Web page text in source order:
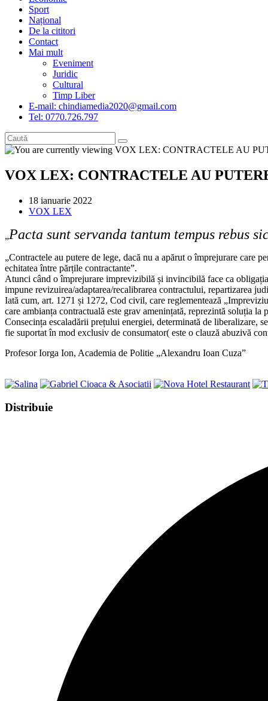
Sport
Național
De la cititori
Contact
Mai mult
Eveniment
Juridic
Cultural
Timp Liber
E-mail: chindiamedia2020@gmail.com
Tel: 0770.726.797
VOX LEX: CONTRACTELE AU
Post
published:
18 ianuarie 2022
Post
VOX LEX
„Pacta sunt servanda tantum tempus rebus
„Contractele au putere de lege, dacă nu a apărut o împrejurare care
echitatea între părțile contractante”.
Atunci când o împrejurare imprevizibilă și invincibilă face ca
impune revizuirea/adaptarea/recalibrarea contractului, repartizarea
Iată cum, art. 1271 și 1272, Cod civil, care reglementează
care ambianța contractuală este grav amenințată, reprezintă soluția
Consecința escaladării prețului energiei, determinată de liberalizare,
fie suportat în mod exclusiv de consumator( este o clauză abuzivă
Profesor Iorga Ion, Academia de Politie „Alexandru Ioan Cuza”
DistribuieShare